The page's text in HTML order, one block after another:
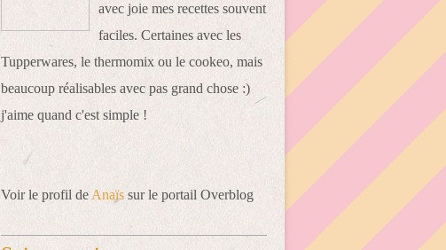
avec joie mes recettes souvent
faciles. Certaines avec les
Tupperwares, le thermomix ou le cookeo, mais
beaucoup réalisables avec pas grand chose :)
j'aime quand c'est simple !
Voir le profil de Anaïs sur le portail Overblog